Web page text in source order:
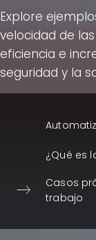
Explore
velocidad de
eficiencia e
seguridad y la
¿Qué es
Casos
trabajo